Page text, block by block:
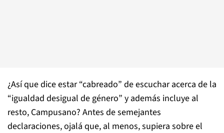
¿Así que dice estar “cabreado” de escuchar acerca de la
“igualdad desigual de género” y además incluye al
resto, Campusano? Antes de semejantes
declaraciones, ojalá que, al menos, supiera sobre el